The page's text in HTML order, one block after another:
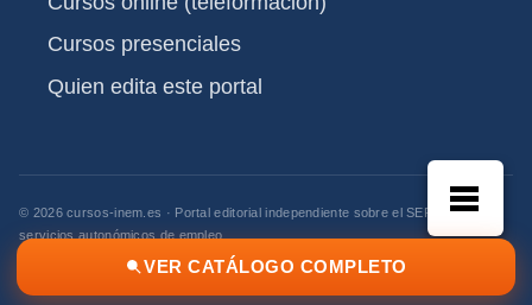
Cursos presenciales
Quien edita este portal
© 2026 cursos-inem.es · Portal editorial independiente sobre el SEPE y los
servicios autonómicos de empleo
Privacidad·Contacto
VER CATÁLOGO COMPLETO